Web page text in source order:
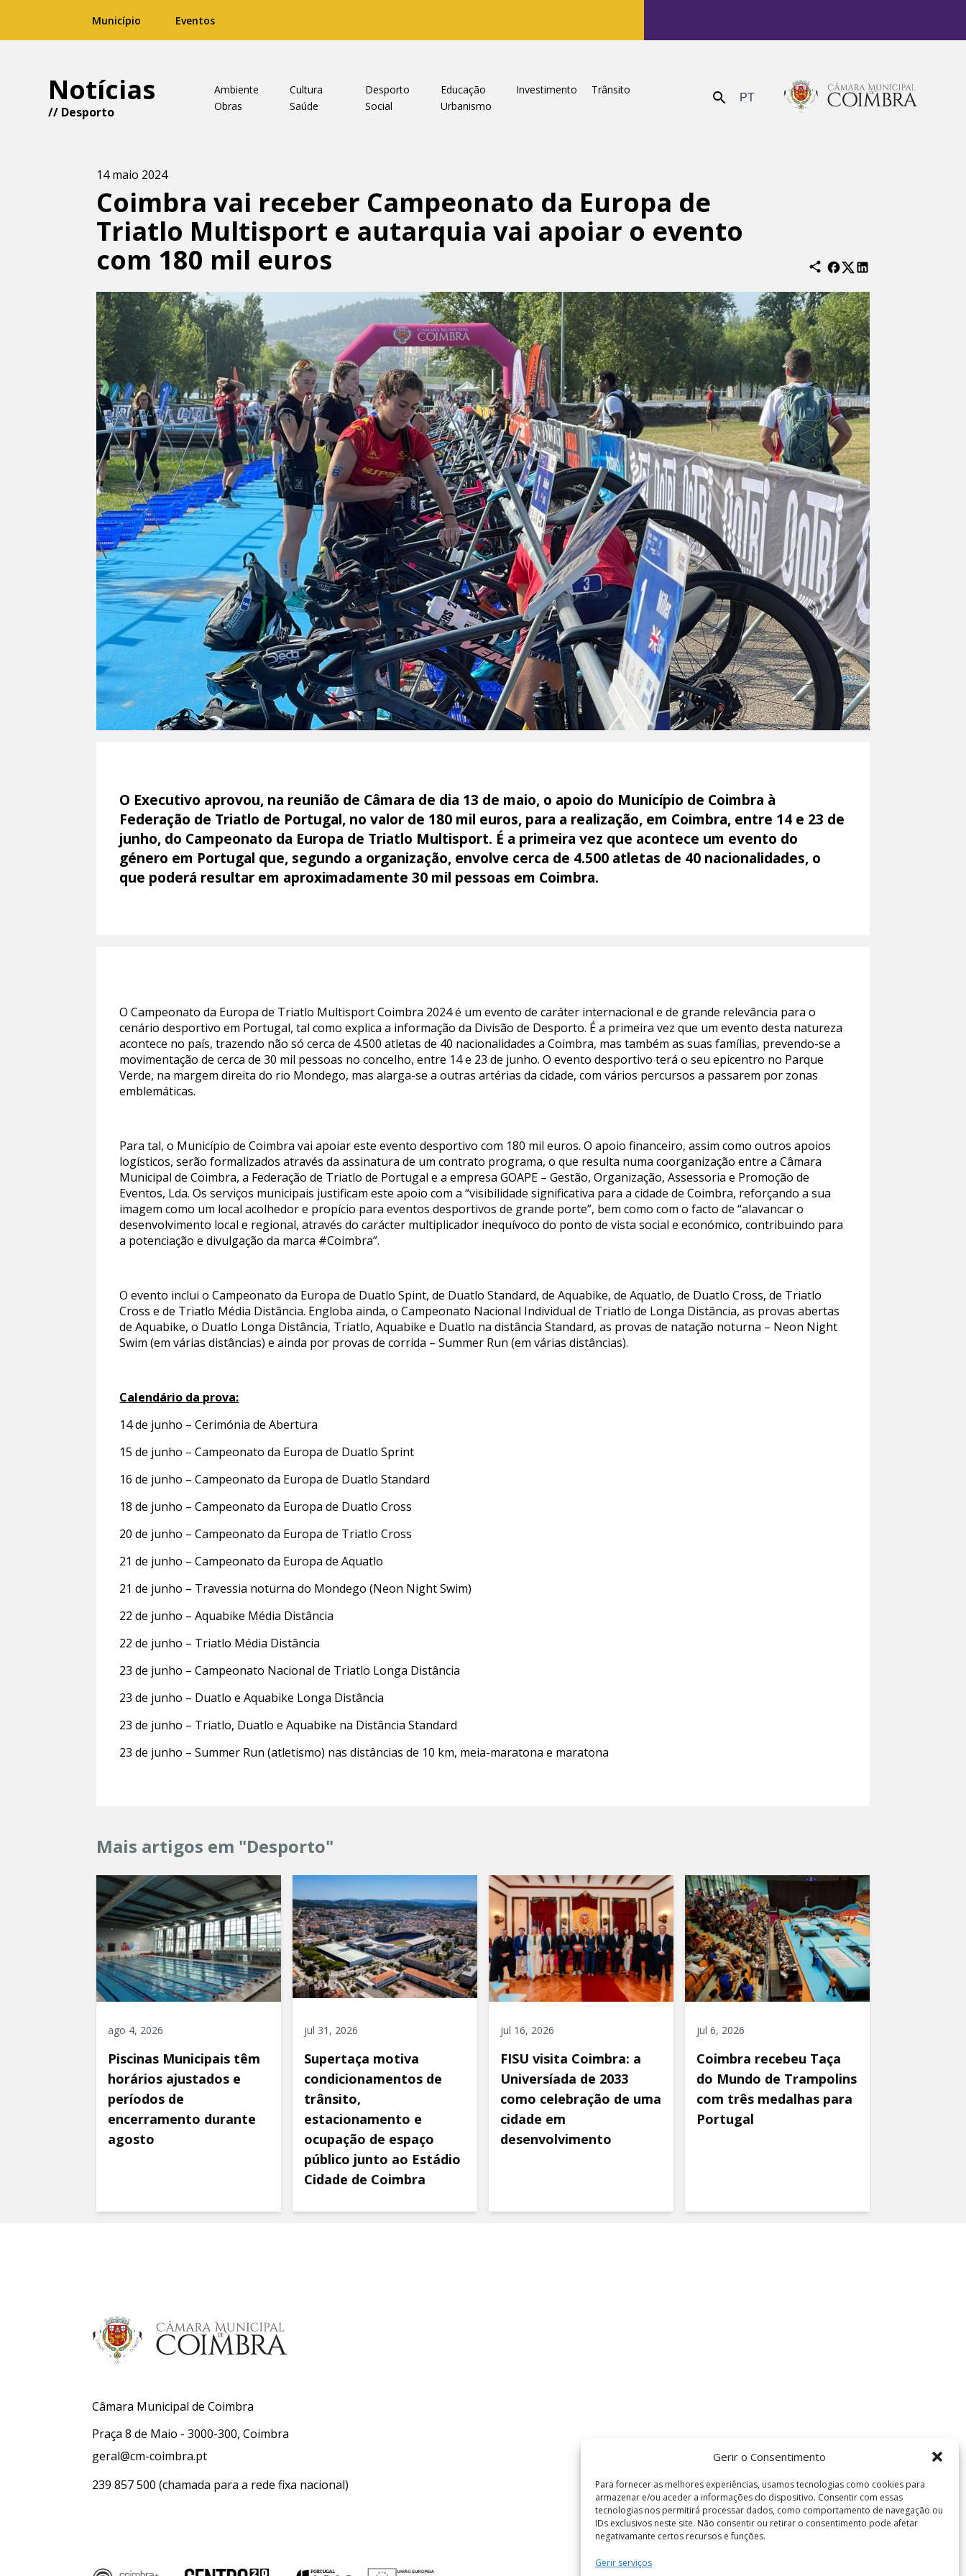
Gerir o Consentimento
Para fornecer as melhores experiências, usamos tecnologias como cookies para
armazenar e/ou aceder a informações do dispositivo. Consentir com essas
tecnologias nos permitirá processar dados, como comportamento de navegação ou
IDs exclusivos neste site. Não consentir ou retirar o consentimento pode afetar
negativamante certos recursos e funções.
Gerir serviços
Município Eventos
Notícias
// Desporto
Ambiente Cultura Desporto Educação Investimento
Trânsito
Obras
Saúde Social Urbanismo Enviar PT
14 maio 2024
Coimbra vai receber Campeonato da Europa de
Triatlo Multisport e autarquia vai apoiar o evento
com 180 mil euros
O Executivo aprovou, na reunião de Câmara de dia 13 de maio, o apoio do Município de Coimbra à
Federação de Triatlo de Portugal, no valor de 180 mil euros, para a realização, em Coimbra, entre 14 e 23 de
junho, do Campeonato da Europa de Triatlo Multisport. É a primeira vez que acontece um evento do
género em Portugal que, segundo a organização, envolve cerca de 4.500 atletas de 40 nacionalidades, o
que poderá resultar em aproximadamente 30 mil pessoas em Coimbra.
O Campeonato da Europa de Triatlo Multisport Coimbra 2024 é um evento de caráter internacional e de grande relevância para o
cenário desportivo em Portugal, tal como explica a informação da Divisão de Desporto. É a primeira vez que um evento desta natureza
acontece no país, trazendo não só cerca de 4.500 atletas de 40 nacionalidades a Coimbra, mas também as suas famílias, prevendo-se a
movimentação de cerca de 30 mil pessoas no concelho, entre 14 e 23 de junho. O evento desportivo terá o seu epicentro no Parque
Verde, na margem direita do rio Mondego, mas alarga-se a outras artérias da cidade, com vários percursos a passarem por zonas
emblemáticas.
Para tal, o Município de Coimbra vai apoiar este evento desportivo com 180 mil euros. O apoio financeiro, assim como outros apoios
logísticos, serão formalizados através da assinatura de um contrato programa, o que resulta numa coorganização entre a Câmara
Municipal de Coimbra, a Federação de Triatlo de Portugal e a empresa GOAPE – Gestão, Organização, Assessoria e Promoção de
Eventos, Lda. Os serviços municipais justificam este apoio com a “visibilidade significativa para a cidade de Coimbra, reforçando a sua
imagem como um local acolhedor e propício para eventos desportivos de grande porte”, bem como com o facto de “alavancar o
desenvolvimento local e regional, através do carácter multiplicador inequívoco do ponto de vista social e económico, contribuindo para
a potenciação e divulgação da marca #Coimbra”.
O evento inclui o Campeonato da Europa de Duatlo Spint, de Duatlo Standard, de Aquabike, de Aquatlo, de Duatlo Cross, de Triatlo
Cross e de Triatlo Média Distância. Engloba ainda, o Campeonato Nacional Individual de Triatlo de Longa Distância, as provas abertas
de Aquabike, o Duatlo Longa Distância, Triatlo, Aquabike e Duatlo na distância Standard, as provas de natação noturna – Neon Night
Swim (em várias distâncias) e ainda por provas de corrida – Summer Run (em várias distâncias).
Calendário da prova:
14 de junho – Cerimónia de Abertura
15 de junho – Campeonato da Europa de Duatlo Sprint
16 de junho – Campeonato da Europa de Duatlo Standard
18 de junho – Campeonato da Europa de Duatlo Cross
20 de junho – Campeonato da Europa de Triatlo Cross
21 de junho – Campeonato da Europa de Aquatlo
21 de junho – Travessia noturna do Mondego (Neon Night Swim)
22 de junho – Aquabike Média Distância
22 de junho – Triatlo Média Distância
23 de junho – Campeonato Nacional de Triatlo Longa Distância
23 de junho – Duatlo e Aquabike Longa Distância
23 de junho – Triatlo, Duatlo e Aquabike na Distância Standard
23 de junho – Summer Run (atletismo) nas distâncias de 10 km, meia-maratona e maratona
Mais artigos em "Desporto"
ago 4, 2026
Piscinas Municipais têm
horários ajustados e
períodos de
encerramento durante
agosto
jul 31, 2026
Supertaça motiva
condicionamentos de
trânsito,
estacionamento e
ocupação de espaço
público junto ao Estádio
Cidade de Coimbra
jul 16, 2026
FISU visita Coimbra: a
Universíada de 2033
como celebração de uma
cidade em
desenvolvimento
jul 6, 2026
Coimbra recebeu Taça
do Mundo de Trampolins
com três medalhas para
Portugal
Câmara Municipal de Coimbra
Praça 8 de Maio - 3000-300, Coimbra
geral@cm-coimbra.pt
239 857 500 (chamada para a rede fixa nacional)